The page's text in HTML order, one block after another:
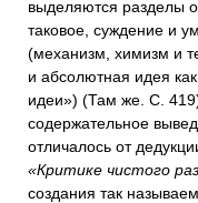
выделяются разделы
таковое, суждение и
(механизм, химизм и
и абсолютная идея
идеи») (Там же. С.
содержательное
отличалось от
«Критике чистого
создания так